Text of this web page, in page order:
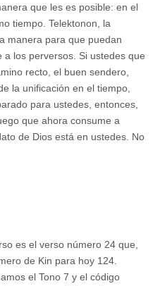
que les es posible: en el
tiempo. Telektonon, la
manera para que puedan
los perversos. Si ustedes que
recto, el buen sendero,
la unificación en el tiempo,
para ustedes, entonces,
que ahora consume a
de Dios está en ustedes. No
es el verso número 24 que,
de Kin para hoy 124.
el Tono 7 y el código